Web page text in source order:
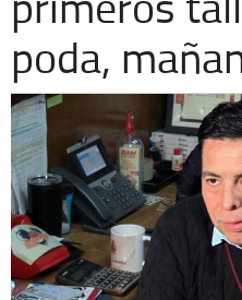
Espectáculos
Deportes
Extra +
poda,